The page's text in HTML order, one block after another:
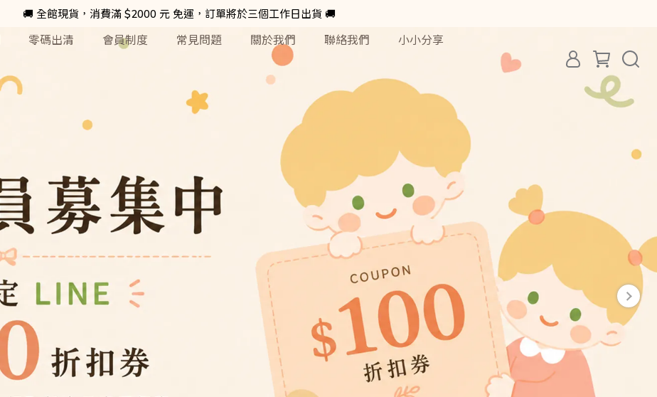
🚚 全館現貨，消費滿 $2000 元 免運，訂單將於三個工作日出貨 🚚
零碼出清 會員制度 常見問題 關於我們 聯絡我們 小小分享